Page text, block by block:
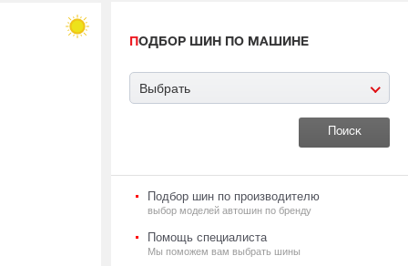
ПОДБОР ШИН ПО МАШИНЕ
Выбрать
Подбор шин по производителю
выбор моделей автошин по бренду
Помощь специалиста
Мы поможем вам выбрать шины